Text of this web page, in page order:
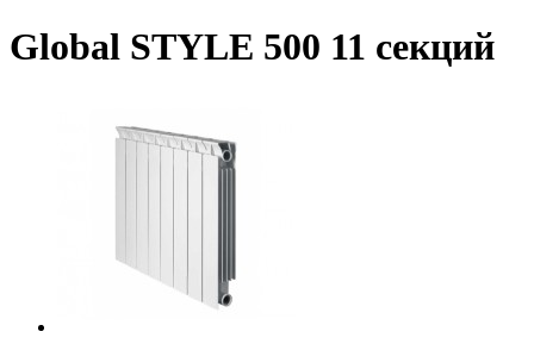
Global STYLE 500 11 секций